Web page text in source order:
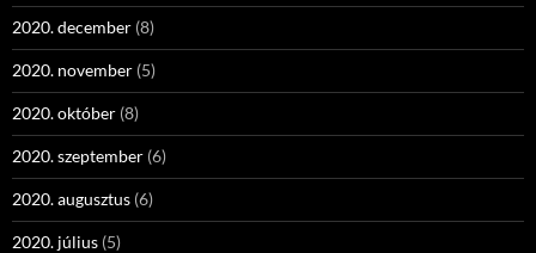
2020. december (8)
2020. november (5)
2020. október (8)
2020. szeptember (6)
2020. augusztus (6)
2020. július (5)